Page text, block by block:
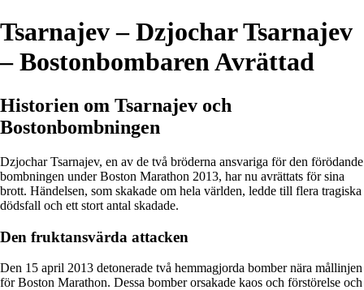
Tsarnajev – Dzjochar Tsarnajev
– Bostonbombaren Avrättad
Historien om Tsarnajev och
Bostonbombningen
Dzjochar Tsarnajev, en av de två bröderna ansvariga för den förödande
bombningen under Boston Marathon 2013, har nu avrättats för sina
brott. Händelsen, som skakade om hela världen, ledde till flera tragiska
dödsfall och ett stort antal skadade.
Den fruktansvärda attacken
Den 15 april 2013 detonerade två hemmagjorda bomber nära mållinjen
för Boston Marathon. Dessa bomber orsakade kaos och förstörelse och